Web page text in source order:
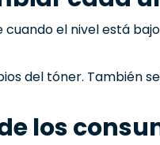
el nivel está
del tóner. También
los